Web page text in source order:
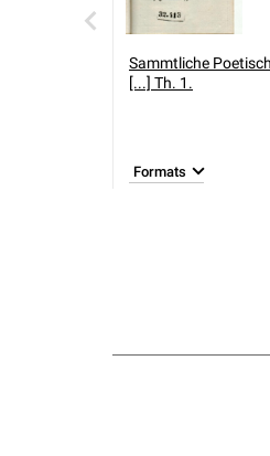
Sammtliche
[...] Th. 1.
Formats